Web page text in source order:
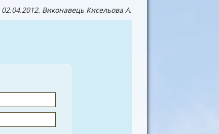
. Виконавець Кисельова А.